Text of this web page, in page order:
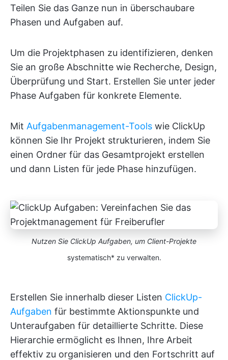
Teilen Sie das Ganze nun in überschaubare
Phasen und Aufgaben auf.
Um die Projektphasen zu identifizieren, denken
Sie an große Abschnitte wie Recherche, Design,
Überprüfung und Start. Erstellen Sie unter jeder
Phase Aufgaben für konkrete Elemente.
Mit Aufgabenmanagement-Tools wie ClickUp
können Sie Ihr Projekt strukturieren, indem Sie
einen Ordner für das Gesamtprojekt erstellen
und dann Listen für jede Phase hinzufügen.
Nutzen Sie ClickUp Aufgaben, um Client-Projekte
systematisch* zu verwalten.
Erstellen Sie innerhalb dieser Listen ClickUp-
Aufgaben für bestimmte Aktionspunkte und
Unteraufgaben für detaillierte Schritte. Diese
Hierarchie ermöglicht es Ihnen, Ihre Arbeit
effektiv zu organisieren und den Fortschritt auf